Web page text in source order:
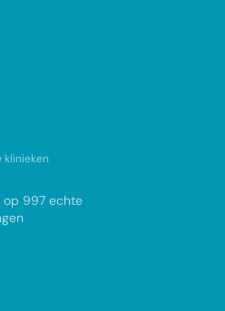
klinieken
op 997 echte